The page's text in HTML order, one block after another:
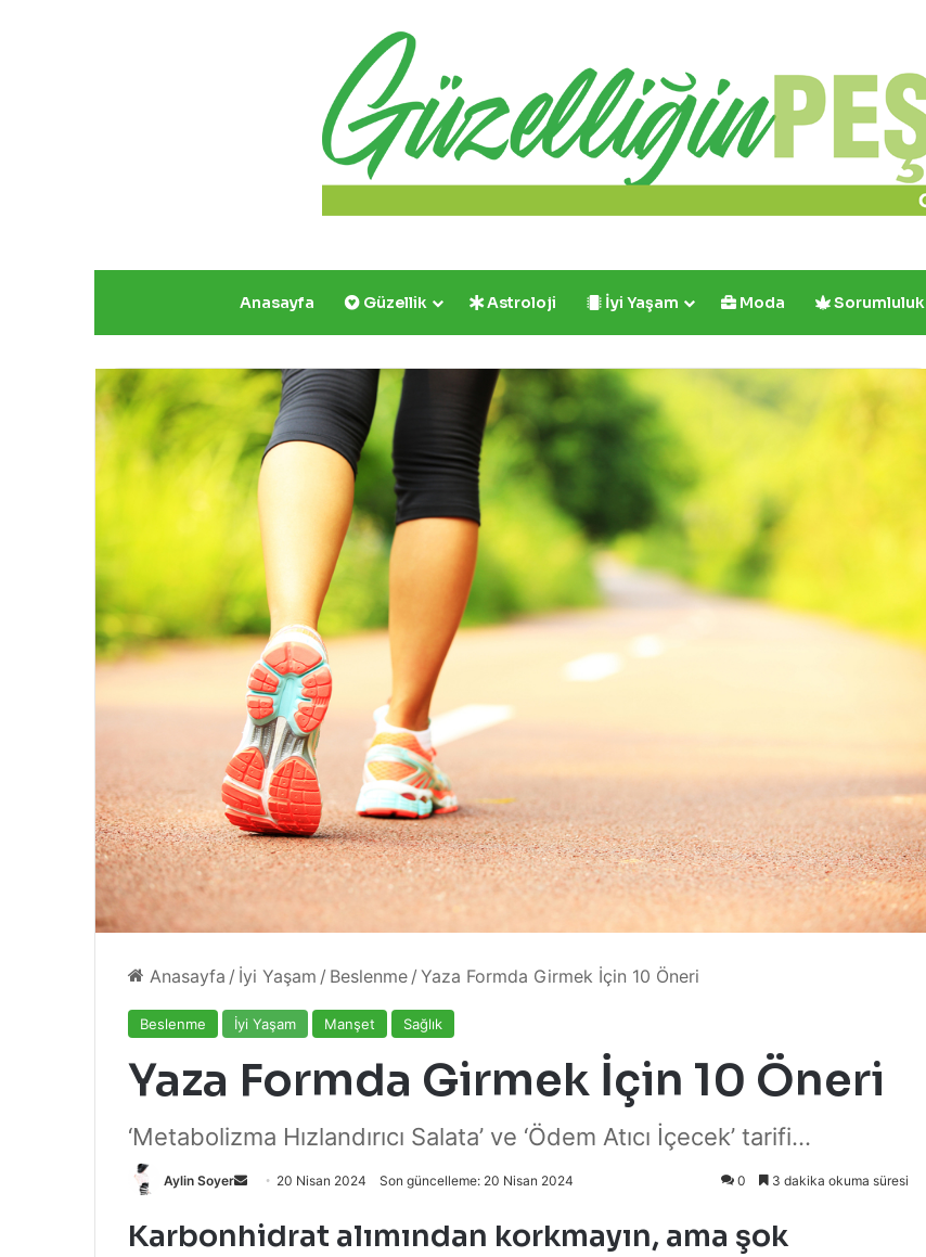
Anasayfa Güzellik Astroloji İyi Yaşam Moda Sorumluluk
Anasayfa / İyi Yaşam / Beslenme / Yaza Formda Girmek İçin 10 Öneri
Beslenme İyi Yaşam Manşet Sağlık
Yaza Formda Girmek İçin 10 Öneri
‘Metabolizma Hızlandırıcı Salata’ ve ‘Ödem Atıcı İçecek’ tarifi…
Aylin Soyer
Bir
posta
20 Nisan 2024 Son güncelleme: 20 Nisan 2024 0 3 dakika okuma süresi
Karbonhidrat alımından korkmayın, ama şok
Yazın
Parıldayan
Üçlüsü
Golden
Rose’da!
4 Ağustos 2024
Yazın Parıldayan Üçlüsü Golden
Rose’da!
Cafe
Crown’dan
İlk
ve
Tek:
Kahve
4 Ağustos 2024
Cafe Crown’dan İlk ve Tek: Tahinli
Kahve